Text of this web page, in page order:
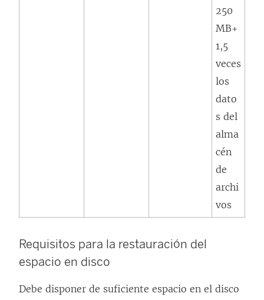
250
MB+
1,5
veces
los
dato
s del
alma
cén
de
archi
vos
Requisitos para la restauración del
espacio en disco
Debe disponer de suficiente espacio en el disco